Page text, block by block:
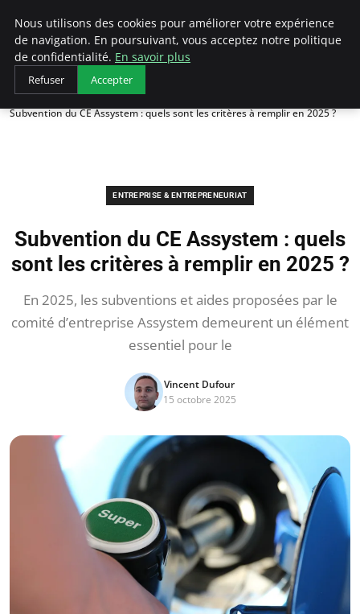
LECFCM
Accueil
Entreprise & Entrepreneuriat
Subvention du CE Assystem : quels sont les critères à remplir en 2025 ?
ENTREPRISE & ENTREPRENEURIAT
Subvention du CE Assystem : quels
sont les critères à remplir en 2025 ?
En 2025, les subventions et aides proposées par le
comité d’entreprise Assystem demeurent un élément
essentiel pour le
Vincent Dufour
15 octobre 2025
Nous utilisons des cookies pour améliorer votre expérience
de navigation. En poursuivant, vous acceptez notre politique
de confidentialité. En savoir plus
Refuser Accepter